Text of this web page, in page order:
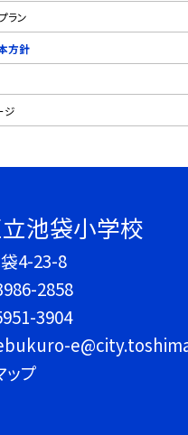
ラン
方針
ジ
池袋小学校
4-23-8
2858
3904
ップ